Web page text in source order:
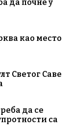
да почне у
као место
Светог Саве
да се
са